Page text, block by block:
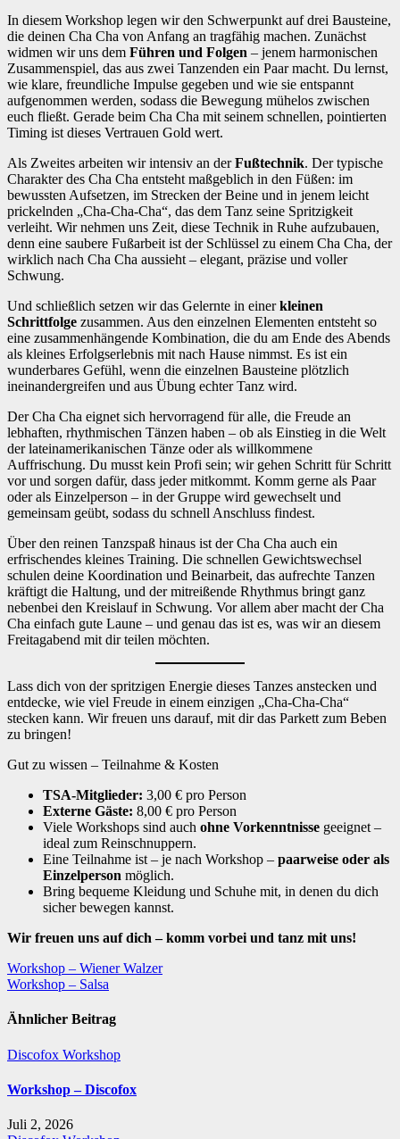
In diesem Workshop legen wir den Schwerpunkt auf drei Bausteine,
die deinen Cha Cha von Anfang an tragfähig machen. Zunächst
widmen wir uns dem Führen und Folgen – jenem harmonischen
Zusammenspiel, das aus zwei Tanzenden ein Paar macht. Du lernst,
wie klare, freundliche Impulse gegeben und wie sie entspannt
aufgenommen werden, sodass die Bewegung mühelos zwischen
euch fließt. Gerade beim Cha Cha mit seinem schnellen, pointierten
Timing ist dieses Vertrauen Gold wert.
Als Zweites arbeiten wir intensiv an derFußtechnik. Der typische
Charakter des Cha Cha entsteht maßgeblich in den Füßen: im
bewussten Aufsetzen, im Strecken der Beine und in jenem leicht
prickelnden „Cha-Cha-Cha“, das dem Tanz seine Spritzigkeit
verleiht. Wir nehmen uns Zeit, diese Technik in Ruhe aufzubauen,
denn eine saubere Fußarbeit ist der Schlüssel zu einem Cha Cha, der
wirklich nach Cha Cha aussieht – elegant, präzise und voller
Schwung.
Und schließlich setzen wir das Gelernte in einerkleinen
Schrittfolge zusammen. Aus den einzelnen Elementen entsteht so
eine zusammenhängende Kombination, die du am Ende des Abends
als kleines Erfolgserlebnis mit nach Hause nimmst. Es ist ein
wunderbares Gefühl, wenn die einzelnen Bausteine plötzlich
ineinandergreifen und aus Übung echter Tanz wird.
Der Cha Cha eignet sich hervorragend für alle, die Freude an
lebhaften, rhythmischen Tänzen haben – ob als Einstieg in die Welt
der lateinamerikanischen Tänze oder als willkommene
Auffrischung. Du musst kein Profi sein; wir gehen Schritt für Schritt
vor und sorgen dafür, dass jeder mitkommt. Komm gerne als Paar
oder als Einzelperson – in der Gruppe wird gewechselt und
gemeinsam geübt, sodass du schnell Anschluss findest.
Über den reinen Tanzspaß hinaus ist der Cha Cha auch ein
erfrischendes kleines Training. Die schnellen Gewichtswechsel
schulen deine Koordination und Beinarbeit, das aufrechte Tanzen
kräftigt die Haltung, und der mitreißende Rhythmus bringt ganz
nebenbei den Kreislauf in Schwung. Vor allem aber macht der Cha
Cha einfach gute Laune – und genau das ist es, was wir an diesem
Freitagabend mit dir teilen möchten.
Lass dich von der spritzigen Energie dieses Tanzes anstecken und
entdecke, wie viel Freude in einem einzigen „Cha-Cha-Cha“
stecken kann. Wir freuen uns darauf, mit dir das Parkett zum Beben
zu bringen!
Gut zu wissen – Teilnahme & Kosten
TSA-Mitglieder: 3,00 € pro Person
Externe Gäste: 8,00 € pro Person
Viele Workshops sind auch ohne Vorkenntnisse geeignet –
ideal zum Reinschnuppern.
Eine Teilnahme ist – je nach Workshop – paarweise oder als
Einzelperson möglich.
Bring bequeme Kleidung und Schuhe mit, in denen du dich
sicher bewegen kannst.
Wir freuen uns auf dich – komm vorbei und tanz mit uns!
Beitragsnavigation
Workshop – Wiener Walzer
Workshop – Salsa
Ähnlicher Beitrag
Discofox Workshop
Workshop – Discofox
Juli 2, 2026